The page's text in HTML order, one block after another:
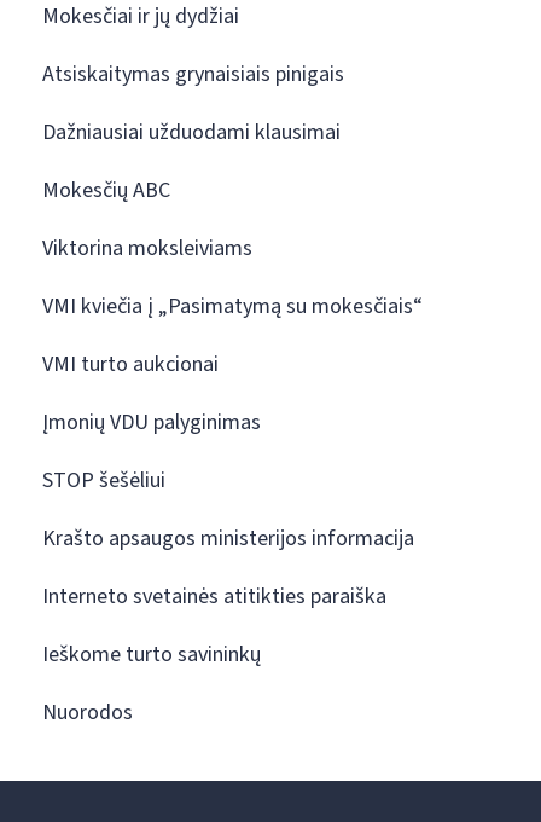
Mokesčiai ir jų dydžiai
Atsiskaitymas grynaisiais pinigais
Dažniausiai užduodami klausimai
Mokesčių ABC
Viktorina moksleiviams
VMI kviečia į „Pasimatymą su mokesčiais“
VMI turto aukcionai
Įmonių VDU palyginimas
STOP šešėliui
Krašto apsaugos ministerijos informacija
Interneto svetainės atitikties paraiška
Ieškome turto savininkų
Nuorodos